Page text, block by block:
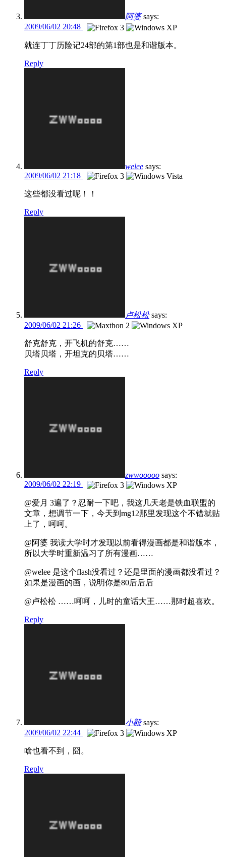
阿婆 says:
2009/06/02 20:48
就连丁丁历险记24部的第1部也是和谐版本。
Reply
welee says:
2009/06/02 21:18
这些都没看过呢！！
Reply
卢松松 says:
2009/06/02 21:26
舒克舒克，开飞机的舒克……
贝塔贝塔，开坦克的贝塔……
Reply
zwwooooo says:
2009/06/02 22:19
@爱月 3遍了？忍耐一下吧，我这几天老是铁血联盟的
文章，想调节一下，今天到mg12那里发现这个不错就贴
上了，呵呵。
@阿婆 我读大学时才发现以前看得漫画都是和谐版本，
所以大学时重新温习了所有漫画……
@welee 是这个flash没看过？还是里面的漫画都没看过？
如果是漫画的画，说明你是80后后后
@卢松松 ……呵呵，儿时的童话大王……那时超喜欢。
Reply
小毅 says:
2009/06/02 22:44
啥也看不到，囧。
Reply